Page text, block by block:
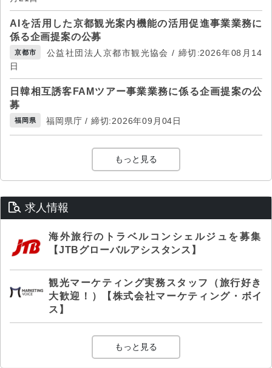
AIを活用した京都観光案内機能の活用促進事業業務に
係る企画提案の公募
京都市
公益社団法人京都市観光協会 / 締切:2026年08月14
日
日韓相互誘客FAMツアー事業業務に係る企画提案の公
募
福岡県 福岡県庁 / 締切:2026年09月04日
もっと見る
求人情報
海外旅行のトラベルコンシェルジュを募集
【JTBグローバルアシスタンス】
観光マーケティング実務スタッフ（旅行好き
大歓迎！）【株式会社マーケティング・ボイ
ス】
もっと見る